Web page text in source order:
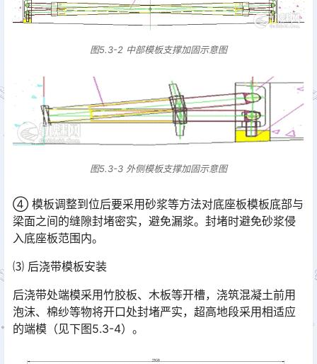
图5.3-2 中部模板支撑加固示意图
图5.3-3 外侧模板支撑加固示意图
④ 模板调整到位后要采用砂浆等方法对底座板模板底部与
梁面之间的缝隙封堵密实，避免漏浆。封堵时避免砂浆侵
入底座板范围内。
⑶ 后浇带模板安装
后浇带处端模采用竹胶板、木板等开槽，浇筑混凝土前用
泡沫、棉纱等物将开口处封堵严实，超高地段采用相适应
的端模（见下图5.3-4）。